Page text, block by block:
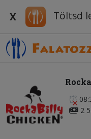
X Töltsd
2